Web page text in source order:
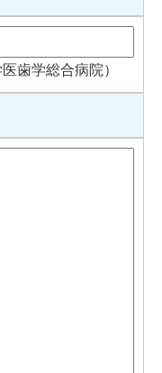
歯学総合病院）